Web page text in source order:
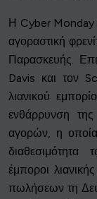
Η Cyber Monday
αγοραστική
Παρασκευής.
Davis και τον
λιανικού
ενθάρρυνση
αγορών, η
έμποροι
πωλήσεων τη